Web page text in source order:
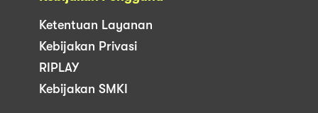
Ketentuan Layanan
Kebijakan Privasi
RIPLAY
Kebijakan SMKI